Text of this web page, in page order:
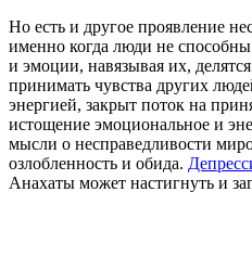
Но есть и другое проявление
именно когда люди не способны
и эмоции, навязывая их,
принимать чувства других
энергией, закрыт поток на
истощение эмоциональное и
мысли о несправедливости
озлобленность и обида.
Анахаты может настигнуть и